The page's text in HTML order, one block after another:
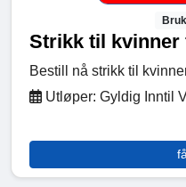
Strikk til kvinner
Bestill nå strikk til
Utløper: Gyldig Inntil